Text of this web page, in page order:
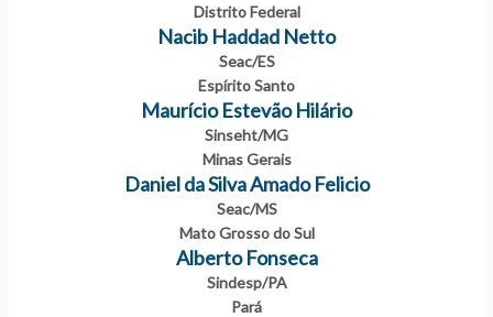
Distrito Federal
Nacib Haddad Netto
Seac/ES
Espírito Santo
Maurício Estevão Hilário
Sinseht/MG
Minas Gerais
Daniel da Silva Amado Felicio
Seac/MS
Mato Grosso do Sul
Alberto Fonseca
Sindesp/PA
Pará